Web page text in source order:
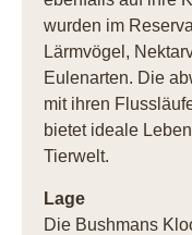
wurden im
Lärmvögel,
Eulenarten. Die
mit ihren
bietet ideale
Tierwelt.
Lage
Die Bushmans